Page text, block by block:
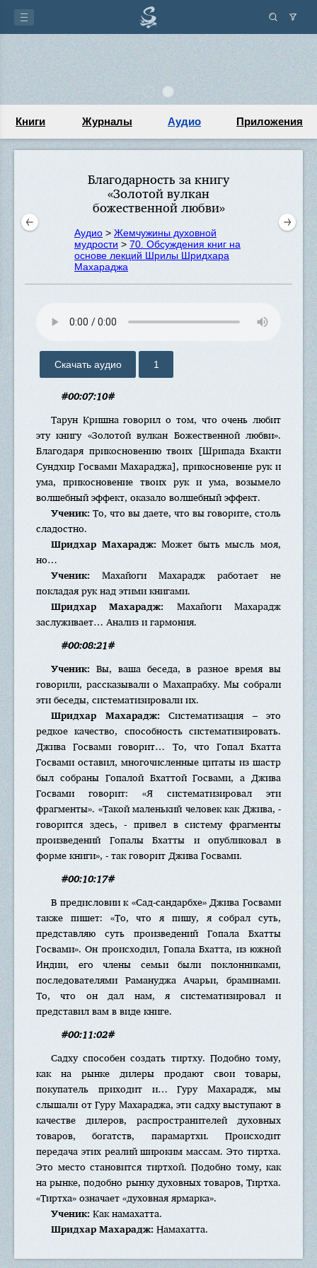
Книги Журналы Аудио Приложения
Благодарность за книгу
«Золотой вулкан
божественной любви»
Аудио > Жемчужины духовной
мудрости > 70. Обсуждения книг на
основе лекций Шрилы Шридхара
Махараджа
Скачать аудио 1
#00:07:10#
Тарун Кришна говорил о том, что очень любит
эту книгу «Золотой вулкан Божественной любви».
Благодаря прикосновению твоих [Шрипада Бхакти
Сундхир Госвами Махараджа], прикосновение рук и
ума, прикосновение твоих рук и ума, возымело
волшебный эффект, оказало волшебный эффект.
Ученик:То, что вы даете, что вы говорите, столь
сладостно.
Шридхар Махарадж:Может быть мысль моя,
но…
Ученик: Махайоги Махарадж работает не
покладая рук над этими книгами.
Шридхар Махарадж: Махайоги Махарадж
заслуживает… Анализ и гармония.
#00:08:21#
Ученик: Вы, ваша беседа, в разное время вы
говорили, рассказывали о Махапрабху. Мы собрали
эти беседы, систематизировали их.
Шридхар Махарадж: Систематизация – это
редкое качество, способность систематизировать.
Джива Госвами говорит… То, что Гопал Бхатта
Госвами оставил, многочисленные цитаты из шастр
был собраны Гопалой Бхаттой Госвами, а Джива
Госвами говорит: «Я систематизировал эти
фрагменты». «Такой маленький человек как Джива, -
говорится здесь, - привел в систему фрагменты
произведений Гопалы Бхатты и опубликовал в
форме книги», - так говорит Джива Госвами.
#00:10:17#
В предисловии к «Сад-сандарбхе» Джива Госвами
также пишет: «То, что я пишу, я собрал суть,
представляю суть произведений Гопала Бхатты
Госвами». Он происходил, Гопала Бхатта, из южной
Индии, его члены семьи были поклонниками,
последователями Рамануджа Ачарьи, браминами.
То, что он дал нам, я систематизировал и
представил вам в виде книге.
#00:11:02#
Садху способен создать тиртху. Подобно тому,
как на рынке дилеры продают свои товары,
покупатель приходит и… Гуру Махарадж, мы
слышали от Гуру Махараджа, эти садху выступают в
качестве дилеров, распространителей духовных
товаров, богатств, парамартхи. Происходит
передача этих реалий широким массам. Это тиртха.
Это место становится тиртхой. Подобно тому, как
на рынке, подобно рынку духовных товаров, Тиртха.
«Тиртха» означает «духовная ярмарка».
Ученик:Как намахатта.
Шридхар Махарадж:Намахатта.